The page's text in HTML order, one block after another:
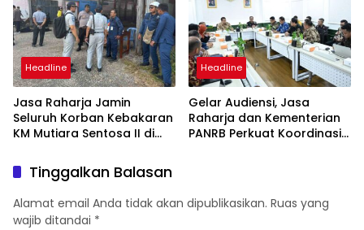
Headline
Jasa Raharja Jamin
Seluruh Korban Kebakaran
KM Mutiara Sentosa II di
Headline
Gelar Audiensi, Jasa
Raharja dan Kementerian
PANRB Perkuat Koordinasi
Tinggalkan Balasan
Alamat email Anda tidak akan dipublikasikan. Ruas yang
wajib ditandai *